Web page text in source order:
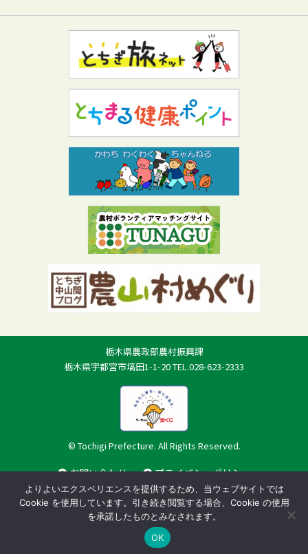
栃木県農政部農村振興課
栃木県宇都宮市塙田1-1-20 TEL.028-623-2333
© Tochigi Prefecture. All Rights Reserved.
お問い合わせ プライバシーポリシー
よりよいエクスペリエンスを提供するため、当ウェブサイトでは
Cookie を使用しています。引き続き閲覧する場合、Cookie の使用
を承諾したものとみなされます。
OK